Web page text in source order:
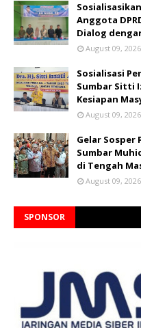
Anggota
Dialog
August 09, 2026
Sosialisasi
Sumbar Sitti
Kesiapan
August 09, 2026
Gelar Sosper
Sumbar
di Tengah
August 09, 2026
SPONSOR